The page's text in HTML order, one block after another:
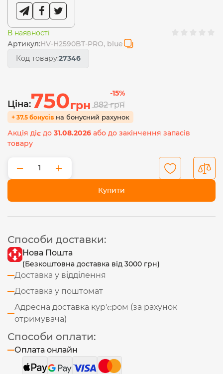
В наявності
Артикул:HV-H2590BT-PRO, blue
Код товару:27346
Ціна:750грн
-15%
882грн
+ 37.5 бонусів на бонусний рахунок
Акція діє до 31.08.2026 або до закінчення запасів
товару
− +
Купити
Способи доставки:
Нова Пошта
(Безкоштовна доставка від 3000 грн)
Доставка у відділення
Доставка у поштомат
Адресна доставка кур'єром (за рахунок
отримувача)
Способи оплати:
Оплата онлайн